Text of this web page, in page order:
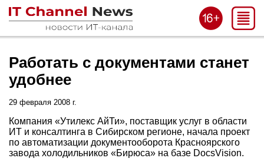
Работать с документами станет
удобнее
29 февраля 2008 г.
Компания «Утилекс АйТи», поставщик услуг в области
ИТ и консалтинга в Сибирском регионе, начала проект
по автоматизации документооборота Красноярского
завода холодильников «Бирюса» на базе DocsVision.